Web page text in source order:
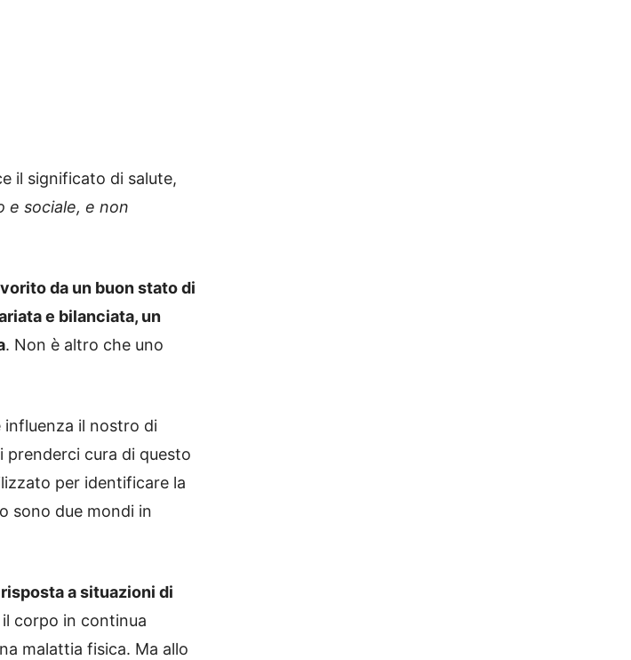
il significato di salute,
e sociale, e non
da un buon stato di
e bilanciata, un
. Non è altro che uno
influenza il nostro di
prenderci cura di questo
per identificare la
sono due mondi in
a situazioni di
corpo in continua
malattia fisica. Ma allo